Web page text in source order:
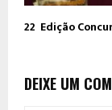
22º Edição
DEIXE UM